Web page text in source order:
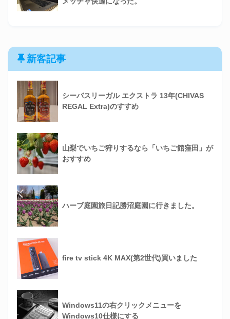
新客記事
シーバスリーガル エクストラ 13年(CHIVAS
REGAL Extra)のすすめ
山梨でいちご狩りするなら「いちご館窪田」が
おすすめ
ハーブ庭園旅日記勝沼庭園に行きました。
fire tv stick 4K MAX(第2世代)買いました
Windows11の右クリックメニューを
Windows10仕様にする